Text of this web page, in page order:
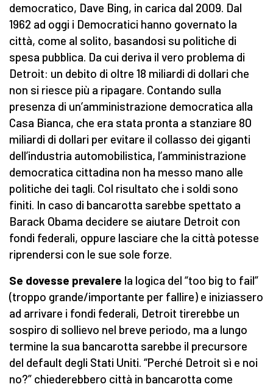
democratico, Dave Bing, in carica dal 2009. Dal
1962 ad oggi i Democratici hanno governato la
città, come al solito, basandosi su politiche di
spesa pubblica. Da cui deriva il vero problema di
Detroit: un debito di oltre 18 miliardi di dollari che
non si riesce più a ripagare. Contando sulla
presenza di un’amministrazione democratica alla
Casa Bianca, che era stata pronta a stanziare 80
miliardi di dollari per evitare il collasso dei giganti
dell’industria automobilistica, l’amministrazione
democratica cittadina non ha messo mano alle
politiche dei tagli. Col risultato che i soldi sono
finiti. In caso di bancarotta sarebbe spettato a
Barack Obama decidere se aiutare Detroit con
fondi federali, oppure lasciare che la città potesse
riprendersi con le sue sole forze.
Se dovesse prevalere la logica del “too big to fail”
(troppo grande/importante per fallire) e iniziassero
ad arrivare i fondi federali, Detroit tirerebbe un
sospiro di sollievo nel breve periodo, ma a lungo
termine la sua bancarotta sarebbe il precursore
del default degli Stati Uniti. “Perché Detroit sì e noi
no?” chiederebbero città in bancarotta come